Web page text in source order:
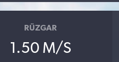
RÜZGAR
1.50 M/S